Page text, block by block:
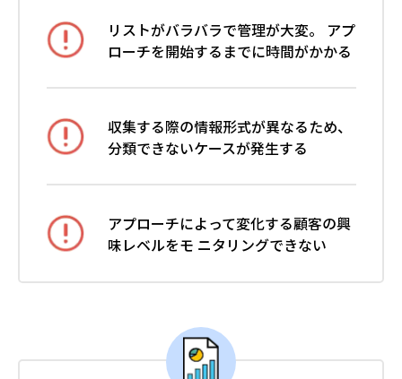
リストがバラバラで管理が大変。
アプ
ローチを開始するまでに時間がかかる
収集する際の情報形式が異なるため、
分類できないケースが発生する
アプローチによって変化する顧客の興
味レベルをモ ニタリングできない